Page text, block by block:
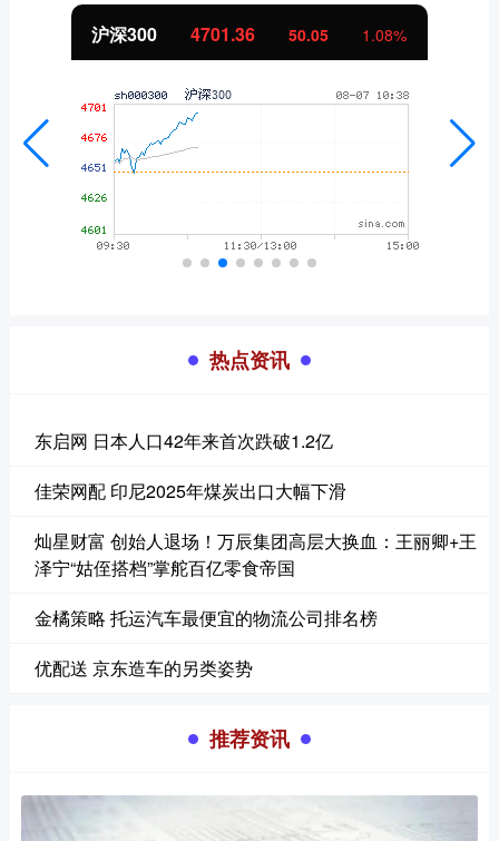
沪深300 4701.36 50.05 1.08%
热点资讯
东启网 日本人口42年来首次跌破1.2亿
佳荣网配 印尼2025年煤炭出口大幅下滑
灿星财富 创始人退场！万辰集团高层大换血：王丽卿+王
泽宁“姑侄搭档”掌舵百亿零食帝国
金橘策略 托运汽车最便宜的物流公司排名榜
优配送 京东造车的另类姿势
推荐资讯